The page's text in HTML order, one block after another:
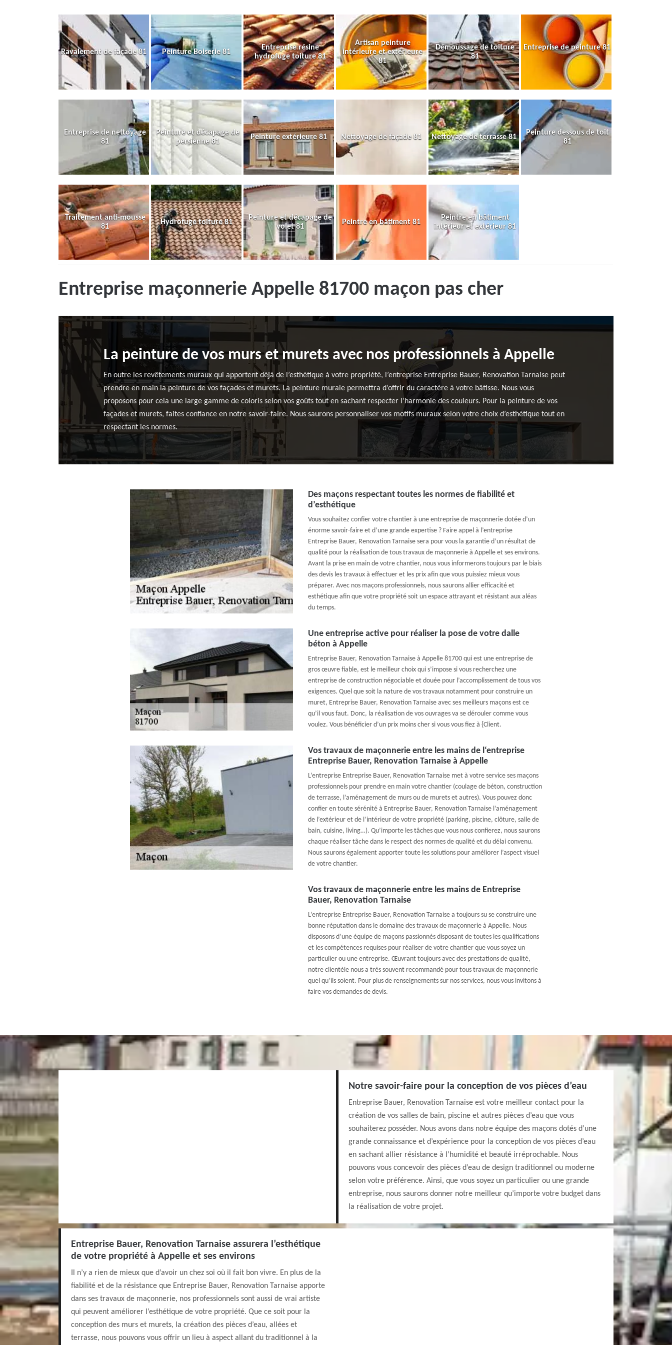
Ravalement de façade 81 Peinture Boiserie 81
Entreprise résine
hydrofuge toiture 81
Artisan peinture
intérieure et extérieure
81
Démoussage de toiture
81
Entreprise de peinture 81
Entreprise de nettoyage
81
Peinture et décapage de
persienne 81
Peinture extérieure 81 Nettoyage de façade 81 Nettoyage de terrasse 81
Peinture dessous de toit
81
Traitement anti-mousse
81
Hydrofuge toiture 81
Peinture et décapage de
volet 81
Peintre en bâtiment 81
Peintre en bâtiment
intérieur et extérieur 81
Entreprise maçonnerie Appelle 81700 maçon pas cher
La peinture de vos murs et murets avec nos professionnels à Appelle
En outre les revêtements muraux qui apportent déjà de l’esthétique à votre propriété, l’entreprise Entreprise Bauer, Renovation Tarnaise peut
prendre en main la peinture de vos façades et murets. La peinture murale permettra d’offrir du caractère à votre bâtisse. Nous vous
proposons pour cela une large gamme de coloris selon vos goûts tout en sachant respecter l’harmonie des couleurs. Pour la peinture de vos
façades et murets, faites confiance en notre savoir-faire. Nous saurons personnaliser vos motifs muraux selon votre choix d’esthétique tout en
respectant les normes.
Des maçons respectant toutes les normes de fiabilité et
d’esthétique
Vous souhaitez confier votre chantier à une entreprise de maçonnerie dotée d’un
énorme savoir-faire et d’une grande expertise ? Faire appel à l’entreprise
Entreprise Bauer, Renovation Tarnaise sera pour vous la garantie d’un résultat de
qualité pour la réalisation de tous travaux de maçonnerie à Appelle et ses environs.
Avant la prise en main de votre chantier, nous vous informerons toujours par le biais
des devis les travaux à effectuer et les prix afin que vous puissiez mieux vous
préparer. Avec nos maçons professionnels, nous saurons allier efficacité et
esthétique afin que votre propriété soit un espace attrayant et résistant aux aléas
du temps.
Une entreprise active pour réaliser la pose de votre dalle
béton à Appelle
Entreprise Bauer, Renovation Tarnaise à Appelle 81700 qui est une entreprise de
gros œuvre fiable, est le meilleur choix qui s’impose si vous recherchez une
entreprise de construction négociable et douée pour l’accomplissement de tous vos
exigences. Quel que soit la nature de vos travaux notamment pour construire un
muret, Entreprise Bauer, Renovation Tarnaise avec ses meilleurs maçons est ce
qu’il vous faut. Donc, la réalisation de vos ouvrages va se dérouler comme vous
voulez. Vous bénéficier d’un prix moins cher si vous vous fiez à {Client.
Vos travaux de maçonnerie entre les mains de l‘entreprise
Entreprise Bauer, Renovation Tarnaise à Appelle
L’entreprise Entreprise Bauer, Renovation Tarnaise met à votre service ses maçons
professionnels pour prendre en main votre chantier (coulage de béton, construction
de terrasse, l’aménagement de murs ou de murets et autres). Vous pouvez donc
confier en toute sérénité à Entreprise Bauer, Renovation Tarnaise l’aménagement
de l’extérieur et de l’intérieur de votre propriété (parking, piscine, clôture, salle de
bain, cuisine, living…). Qu’importe les tâches que vous nous confierez, nous saurons
chaque réaliser tâche dans le respect des normes de qualité et du délai convenu.
Nous saurons également apporter toute les solutions pour améliorer l’aspect visuel
de votre chantier.
Vos travaux de maçonnerie entre les mains de Entreprise
Bauer, Renovation Tarnaise
L’entreprise Entreprise Bauer, Renovation Tarnaise a toujours su se construire une
bonne réputation dans le domaine des travaux de maçonnerie à Appelle. Nous
disposons d’une équipe de maçons passionnés disposant de toutes les qualifications
et les compétences requises pour réaliser de votre chantier que vous soyez un
particulier ou une entreprise. Œuvrant toujours avec des prestations de qualité,
notre clientèle nous a très souvent recommandé pour tous travaux de maçonnerie
quel qu’ils soient. Pour plus de renseignements sur nos services, nous vous invitons à
faire vos demandes de devis.
Notre savoir-faire pour la conception de vos pièces d’eau
Entreprise Bauer, Renovation Tarnaise est votre meilleur contact pour la
création de vos salles de bain, piscine et autres pièces d’eau que vous
souhaiterez posséder. Nous avons dans notre équipe des maçons dotés d’une
grande connaissance et d’expérience pour la conception de vos pièces d’eau
en sachant allier résistance à l’humidité et beauté irréprochable. Nous
pouvons vous concevoir des pièces d’eau de design traditionnel ou moderne
selon votre préférence. Ainsi, que vous soyez un particulier ou une grande
entreprise, nous saurons donner notre meilleur qu’importe votre budget dans
la réalisation de votre projet.
Entreprise Bauer, Renovation Tarnaise assurera l’esthétique
de votre propriété à Appelle et ses environs
Il n’y a rien de mieux que d’avoir un chez soi où il fait bon vivre. En plus de la
fiabilité et de la résistance que Entreprise Bauer, Renovation Tarnaise apporte
dans ses travaux de maçonnerie, nos professionnels sont aussi de vrai artiste
qui peuvent améliorer l’esthétique de votre propriété. Que ce soit pour la
conception des murs et murets, la création des pièces d’eau, allées et
terrasse, nous pouvons vous offrir un lieu à aspect allant du traditionnel à la